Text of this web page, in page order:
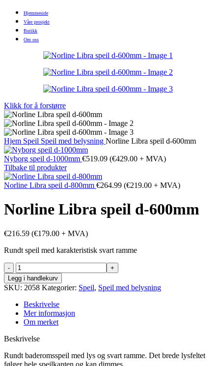
Hjemmeside
Våre prosjekt
Butikk
Om oss
Klikk for å forstørre
Hjem Speil Speil med belysning Norline Libra speil d-600mm
Nyborg speil d-1000mm €519.09 (€429.00 + MVA)
Tilbake til produkter
Norline Libra speil d-800mm €264.99 (€219.00 + MVA)
Norline Libra speil d-600mm
€216.59 (€179.00 + MVA)
Rundt speil med karakteristisk svart ramme
Norline
Libra
speil
d-
600mm
antall
Legg i handlekurv
SKU: 2058 Kategorier: Speil, Speil med belysning
Beskrivelse
Mer informasjon
Om merket
Beskrivelse
Rundt baderomsspeil med lys og svart ramme. Det brede lysfeltet
følger hele speilkanten og kan dimmes.